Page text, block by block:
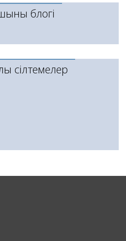
блогі
сілтемелер